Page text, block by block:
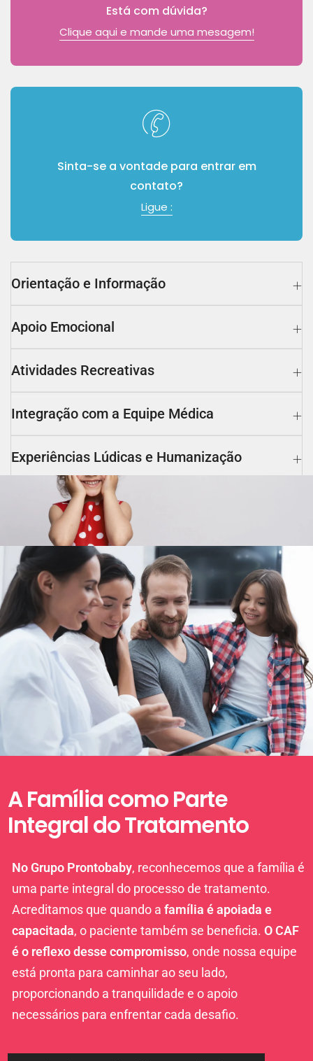
Está com dúvida?
Clique aqui e mande uma mesagem!
Sinta-se a vontade para entrar em
contato?
Ligue :
Orientação e Informação
Apoio Emocional
Atividades Recreativas
Integração com a Equipe Médica
Experiências Lúdicas e Humanização
A Família como Parte
Integral do Tratamento
No Grupo Prontobaby, reconhecemos que a família é
uma parte integral do processo de tratamento.
Acreditamos que quando a família é apoiada e
capacitada, o paciente também se beneficia. O CAF
é o reflexo desse compromisso, onde nossa equipe
está pronta para caminhar ao seu lado,
proporcionando a tranquilidade e o apoio
necessários para enfrentar cada desafio.